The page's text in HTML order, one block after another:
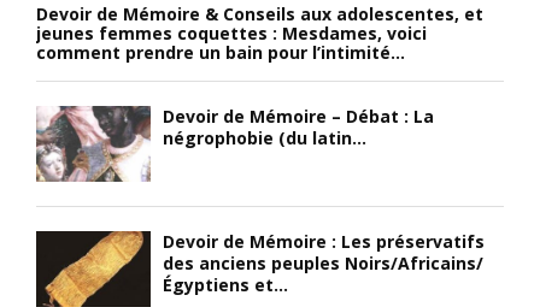
Devoir de Mémoire & Conseils aux adolescentes, et
jeunes femmes coquettes : Mesdames, voici
comment prendre un bain pour l’intimité...
Devoir de Mémoire – Débat : La
négrophobie (du latin...
Devoir de Mémoire : Les préservatifs
des anciens peuples Noirs/Africains/
Égyptiens et...